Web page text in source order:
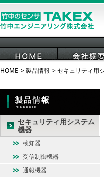
HOME 会社概要
HOME 製品情報 セキュリティ用
セキュリティ用システム
機器
検知器
受信制御機器
通報機器